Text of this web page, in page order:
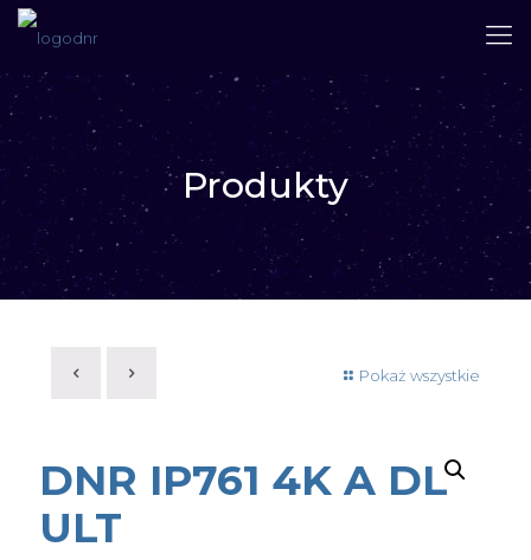
Produkty
Pokaż wszystkie
DNR IP761 4K A DL
ULT